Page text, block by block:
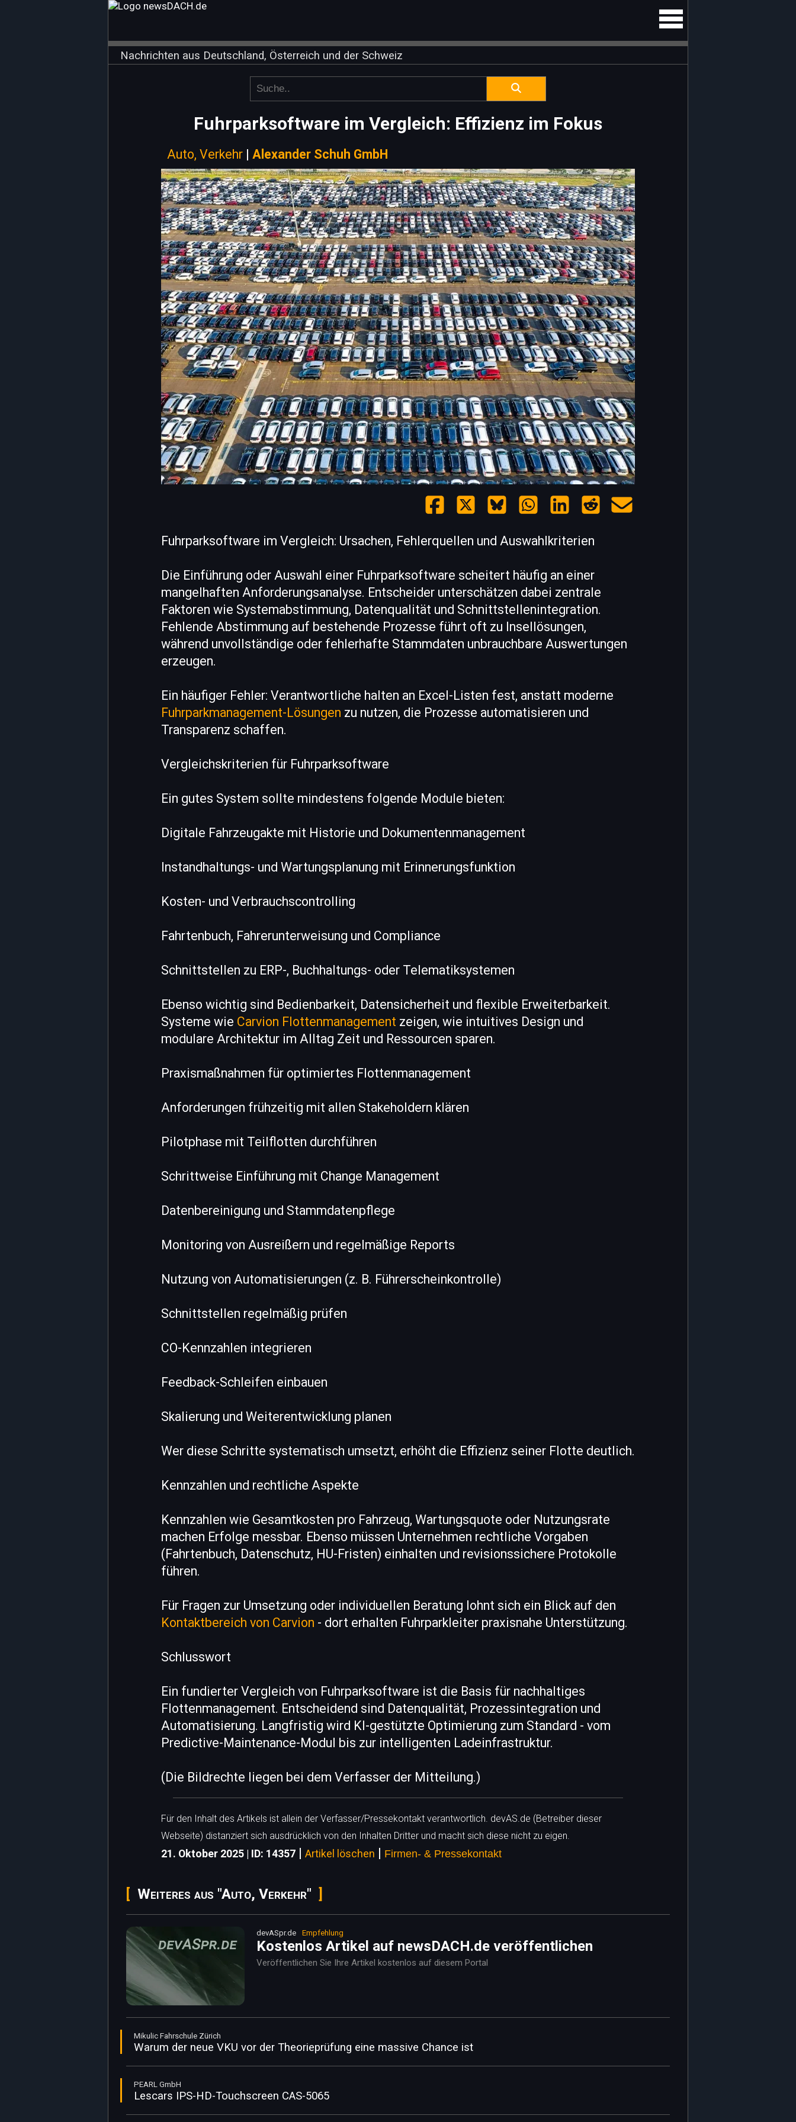
Nachrichten aus Deutschland, Österreich und der Schweiz
Fuhrparksoftware im Vergleich: Effizienz im Fokus
Auto, Verkehr | Alexander Schuh GmbH
Fuhrparksoftware im Vergleich: Ursachen, Fehlerquellen und Auswahlkriterien
Die Einführung oder Auswahl einer Fuhrparksoftware scheitert häufig an einer
mangelhaften Anforderungsanalyse. Entscheider unterschätzen dabei zentrale
Faktoren wie Systemabstimmung, Datenqualität und Schnittstellenintegration.
Fehlende Abstimmung auf bestehende Prozesse führt oft zu Insellösungen,
während unvollständige oder fehlerhafte Stammdaten unbrauchbare Auswertungen
erzeugen.
Ein häufiger Fehler: Verantwortliche halten an Excel-Listen fest, anstatt moderne
Fuhrparkmanagement-Lösungen zu nutzen, die Prozesse automatisieren und
Transparenz schaffen.
Vergleichskriterien für Fuhrparksoftware
Ein gutes System sollte mindestens folgende Module bieten:
Digitale Fahrzeugakte mit Historie und Dokumentenmanagement
Instandhaltungs- und Wartungsplanung mit Erinnerungsfunktion
Kosten- und Verbrauchscontrolling
Fahrtenbuch, Fahrerunterweisung und Compliance
Schnittstellen zu ERP-, Buchhaltungs- oder Telematiksystemen
Ebenso wichtig sind Bedienbarkeit, Datensicherheit und flexible Erweiterbarkeit.
Systeme wie Carvion Flottenmanagement zeigen, wie intuitives Design und
modulare Architektur im Alltag Zeit und Ressourcen sparen.
Praxismaßnahmen für optimiertes Flottenmanagement
Anforderungen frühzeitig mit allen Stakeholdern klären
Pilotphase mit Teilflotten durchführen
Schrittweise Einführung mit Change Management
Datenbereinigung und Stammdatenpflege
Monitoring von Ausreißern und regelmäßige Reports
Nutzung von Automatisierungen (z. B. Führerscheinkontrolle)
Schnittstellen regelmäßig prüfen
CO-Kennzahlen integrieren
Feedback-Schleifen einbauen
Skalierung und Weiterentwicklung planen
Wer diese Schritte systematisch umsetzt, erhöht die Effizienz seiner Flotte deutlich.
Kennzahlen und rechtliche Aspekte
Kennzahlen wie Gesamtkosten pro Fahrzeug, Wartungsquote oder Nutzungsrate
machen Erfolge messbar. Ebenso müssen Unternehmen rechtliche Vorgaben
(Fahrtenbuch, Datenschutz, HU-Fristen) einhalten und revisionssichere Protokolle
führen.
Für Fragen zur Umsetzung oder individuellen Beratung lohnt sich ein Blick auf den
Kontaktbereich von Carvion - dort erhalten Fuhrparkleiter praxisnahe Unterstützung.
Schlusswort
Ein fundierter Vergleich von Fuhrparksoftware ist die Basis für nachhaltiges
Flottenmanagement. Entscheidend sind Datenqualität, Prozessintegration und
Automatisierung. Langfristig wird KI-gestützte Optimierung zum Standard - vom
Predictive-Maintenance-Modul bis zur intelligenten Ladeinfrastruktur.
(Die Bildrechte liegen bei dem Verfasser der Mitteilung.)
Für den Inhalt des Artikels ist allein der Verfasser/Pressekontakt verantwortlich. devAS.de (Betreiber dieser
Webseite) distanziert sich ausdrücklich von den Inhalten Dritter und macht sich diese nicht zu eigen.
21. Oktober 2025 | ID: 14357 | Artikel löschen | Firmen- & Pressekontakt
Weiteres aus "Auto, Verkehr"
devASpr.de Empfehlung
Kostenlos Artikel auf newsDACH.de veröffentlichen
Veröffentlichen Sie Ihre Artikel kostenlos auf diesem Portal
Mikulic Fahrschule Zürich
Warum der neue VKU vor der Theorieprüfung eine massive Chance ist
PEARL GmbH
Lescars IPS-HD-Touchscreen CAS-5065